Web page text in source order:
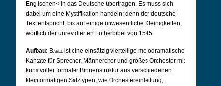
Englischen< in das Deutsche übertragen. Es muss sich
dabei um eine Mystifikation handeln; denn der deutsche
Text entspricht, bis auf einige unwesentliche Kleinigkeiten,
wörtlich der unrevidierten Lutherbibel von 1545.
Aufbau: Babelist eine einsätzig vierteilige melodramatische
Kantate für Sprecher, Männerchor und großes Orchester mit
kunstvoller formaler Binnenstruktur aus verschiedenen
kleinformatigen Satztypen, wie Orchestereinleitung,